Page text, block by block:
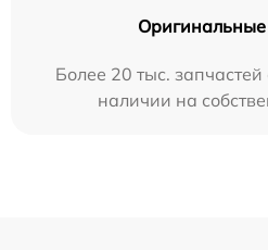
Оригинальные
Более 20 тыс.
наличии на